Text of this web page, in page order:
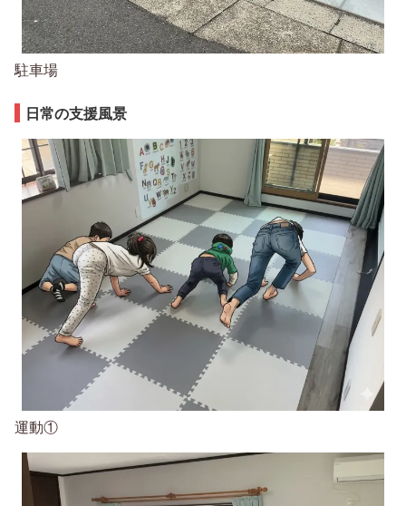
駐車場
日常の支援風景
運動①